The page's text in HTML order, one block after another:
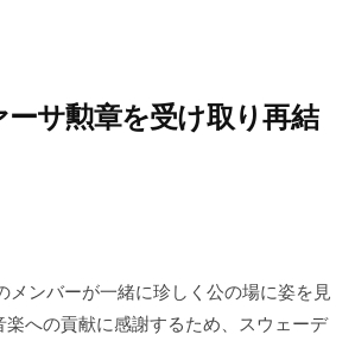
サ勲章を受け取り再結
メンバーが一緒に珍しく公の場に姿を見
楽への貢献に感謝するため、スウェーデ